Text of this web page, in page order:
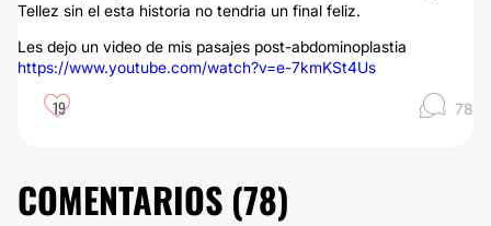
Tellez sin el esta historia no tendria un final feliz.
Les dejo un video de mis pasajes post-abdominoplastia
https://www.youtube.com/watch?v=e-7kmKSt4Us
19 78
COMENTARIOS (78)